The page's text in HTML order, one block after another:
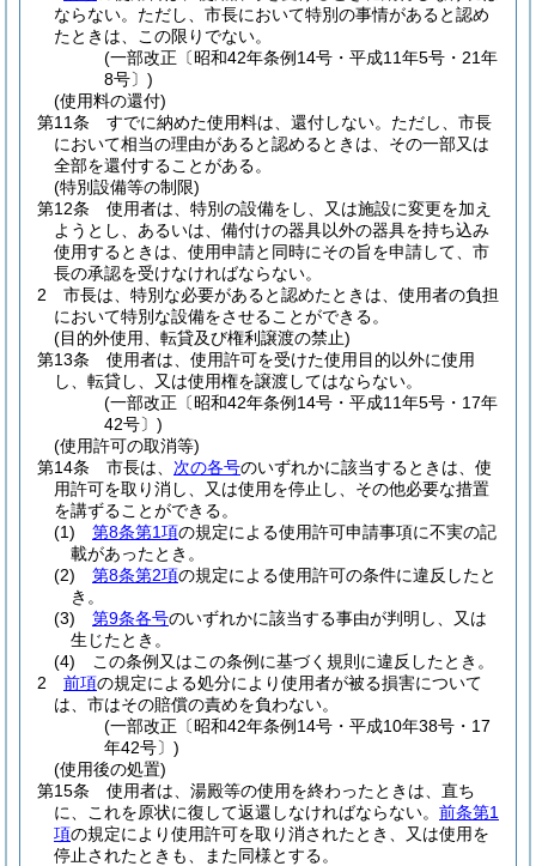
ならない。 ただし、市長において特別の事情があると認め
たときは、この限りでない。
(一部改正〔昭和42年条例14号・平成11年5号・21年
8号〕)
(使用料の還付)
第11条
すでに納めた使用料は、還付しない。 ただし、市長
において相当の理由があると認めるときは、その一部又は
全部を還付することがある。
(特別設備等の制限)
第12条
使用者は、特別の設備をし、又は施設に変更を加え
ようとし、あるいは、備付けの器具以外の器具を持ち込み
使用するときは、使用申請と同時にその旨を申請して、市
長の承認を受けなければならない。
2
市長は、特別な必要があると認めたときは、使用者の負担
において特別な設備をさせることができる。
(目的外使用、転貸及び権利譲渡の禁止)
第13条
使用者は、使用許可を受けた使用目的以外に使用
し、転貸し、又は使用権を譲渡してはならない。
(一部改正〔昭和42年条例14号・平成11年5号・17年
42号〕)
(使用許可の取消等)
第14条
市長は、 次の各号のいずれかに該当するときは、使
用許可を取り消し、又は使用を停止し、その他必要な措置
を講ずることができる。
(1)
第8条第1項の規定による使用許可申請事項に不実の記
載があったとき。
(2)
第8条第2項の規定による使用許可の条件に違反したと
き。
(3)
第9条各号のいずれかに該当する事由が判明し、又は
生じたとき。
(4)
この条例又はこの条例に基づく規則に違反したとき。
2
前項の規定による処分により使用者が被る損害について
は、市はその賠償の責めを負わない。
(一部改正〔昭和42年条例14号・平成10年38号・17
年42号〕)
(使用後の処置)
第15条
使用者は、湯殿等の使用を終わったときは、直ち
に、これを原状に復して返還しなければならない。 前条第1
項の規定により使用許可を取り消されたとき、又は使用を
停止されたときも、また同様とする。